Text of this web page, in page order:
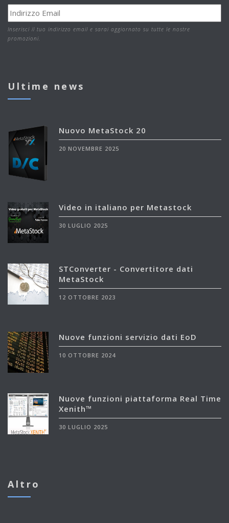
Inserisci il tuo indirizzo email e sarai aggiornato su tutte le nostre
promozioni.
Ultime news
Nuovo MetaStock 20
20 NOVEMBRE 2025
Video in italiano per Metastock
30 LUGLIO 2025
STConverter - Convertitore dati
MetaStock
12 OTTOBRE 2023
Nuove funzioni servizio dati EoD
10 OTTOBRE 2024
Nuove funzioni piattaforma Real Time
Xenith™
30 LUGLIO 2025
Altro